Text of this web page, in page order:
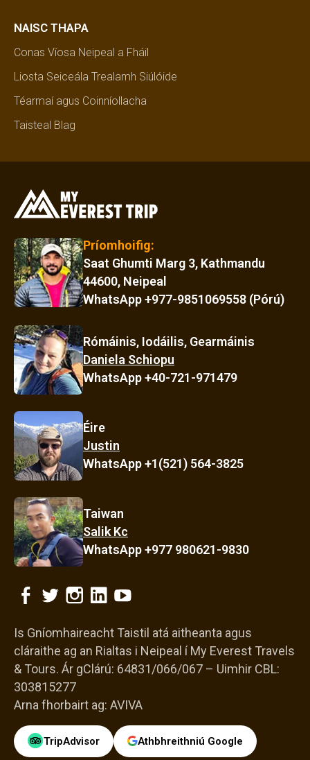
NAISC THAPA
Conas Víosa Neipeal a Fháil
Liosta Seiceála Trealamh Siúlóide
Téarmaí agus Coinníollacha
Taisteal Blag
Príomhoifig:
Saat Ghumti Marg 3, Kathmandu
44600, Neipeal
WhatsApp +977-9851069558 (Pórú)
Rómáinis, Iodáilis, Gearmáinis
Daniela Schiopu
WhatsApp +40-721-971479
Éire
Justin
WhatsApp +1(521) 564-3825
Taiwan
Salik Kc
WhatsApp +977 980621-9830
Is Gníomhaireacht Taistil atá aitheanta agus
cláraithe ag an Rialtas i Neipeal í My Everest Travels
& Tours. Ár gClárú: 64831/066/067 – Uimhir CBL:
303815277
Arna fhorbairt ag: AVIVA
TripAdvisor Athbhreithniú Google